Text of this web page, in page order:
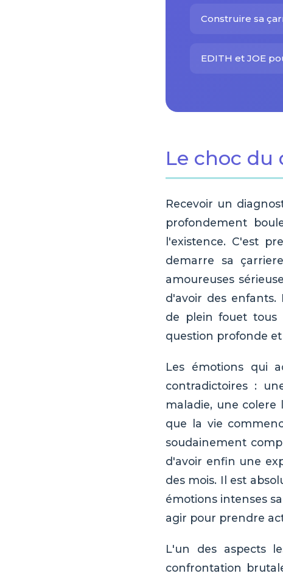
Construire sa
EDITH et JOE
Le choc du
Recevoir un
profondement
l'existence. C'est
demarre sa
amoureuses
d'avoir des
de plein fouet tous
question profonde
Les émotions qui
contradictoires :
maladie, une colere
que la vie
soudainement
d'avoir enfin une
des mois. Il est
émotions intenses
agir pour prendre
L'un des aspects
confrontation